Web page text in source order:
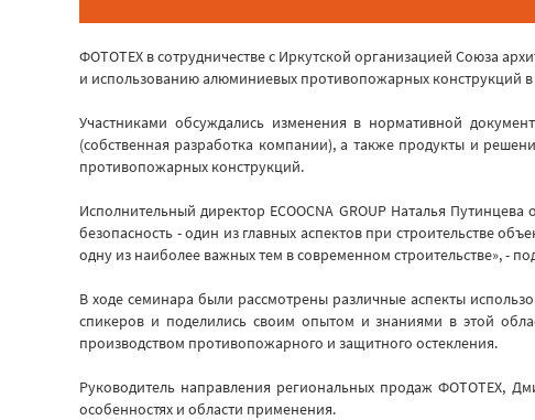
ФОТОТЕХ в сотрудничестве с Иркутской организацией Союза
и использованию алюминиевых противопожарных конструкций
Участниками обсуждались изменения в нормативной
(собственная разработка компании), а также продукты и
противопожарных конструкций.
Исполнительный директор ECOOCNA GROUP Наталья
безопасность - один из главных аспектов при строительстве
одну из наиболее важных тем в современном строительстве», -
В ходе семинара были рассмотрены различные аспекты
спикеров и поделились своим опытом и знаниями в этой
производством противопожарного и защитного остекления.
Руководитель направления региональных продаж ФОТОТЕХ,
особенностях и области применения.